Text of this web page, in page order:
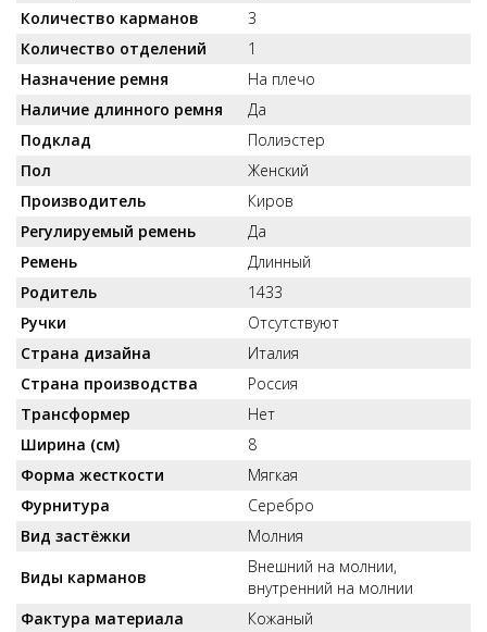
Количество карманов
3
Количество отделений
1
Назначение ремня
На плечо
Наличие длинного ремня
Да
Подклад
Полиэстер
Пол
Женский
Производитель
Киров
Регулируемый ремень
Да
Ремень
Длинный
Родитель
1433
Ручки
Отсутствуют
Страна дизайна
Италия
Страна производства
Россия
Трансформер
Нет
Ширина (см)
8
Форма жесткости
Мягкая
Фурнитура
Серебро
Вид застёжки
Молния
Виды карманов
Внешний на молнии,
внутренний на молнии
Фактура материала
Кожаный